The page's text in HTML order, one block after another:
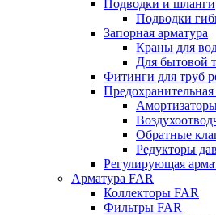
Подводки и шланги
Подводки
Запорная арматура
Краны для
Для бытовой
Фитинги для труб
Предохранительная
Обратные
Редукторы
Регулирующая
Арматура FAR
Коллекторы FAR
Фильтры FAR